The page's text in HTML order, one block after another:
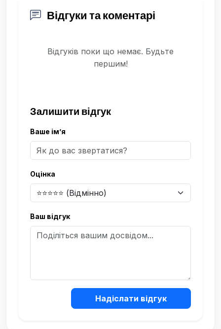
Відгуки та коментарі
Відгуків поки що немає. Будьте
першим!
Залишити відгук
Ваше ім’я
Оцінка
Ваш відгук
Надіслати відгук